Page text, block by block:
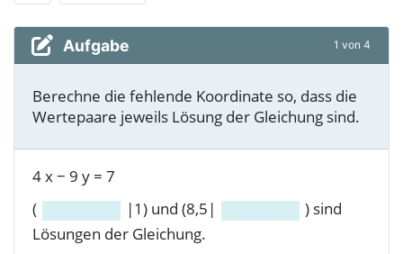
Aufgabe 1 von 4
Berechne die fehlende Koordinate so, dass die
Wertepaare jeweils Lösung der Gleichung sind.
4x− 9 y = 7
(
|1) und (8,5|
) sind
Lösungen der Gleichung.